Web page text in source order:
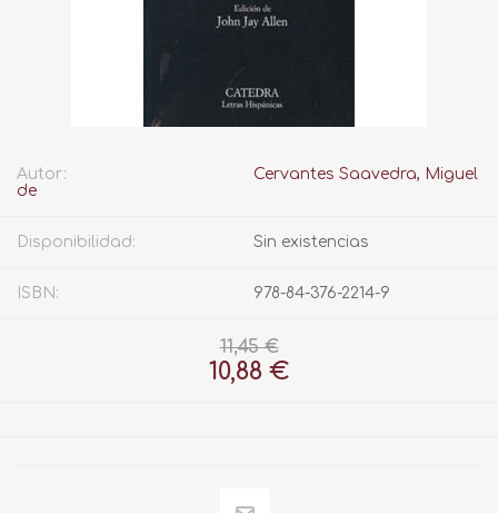
Autor:
Cervantes Saavedra, Miguel
de
Disponibilidad: Sin existencias
ISBN: 978-84-376-2214-9
11,45 €
10,88 €